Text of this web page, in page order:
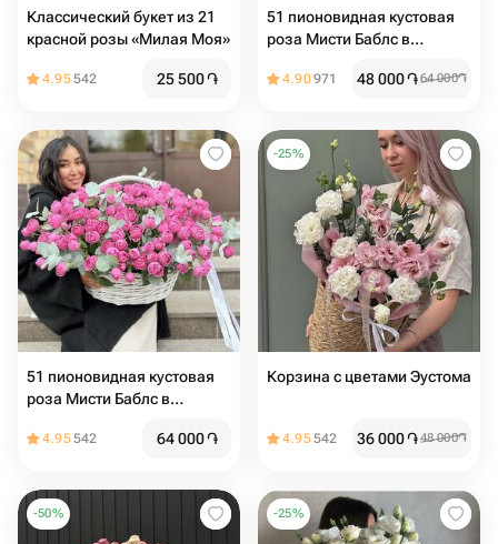
Классический букет из 21
красной розы «Милая Моя»
4.95542 25 500֏
51 пионовидная кустовая
роза Мисти Баблс в
4.90971 48 000֏64 000֏
51 пионовидная кустовая
роза Мисти Баблс в
4.95542 64 000֏
-25%
Корзина с цветами Эустома
4.95542 36 000֏48 000֏
-50% -25%